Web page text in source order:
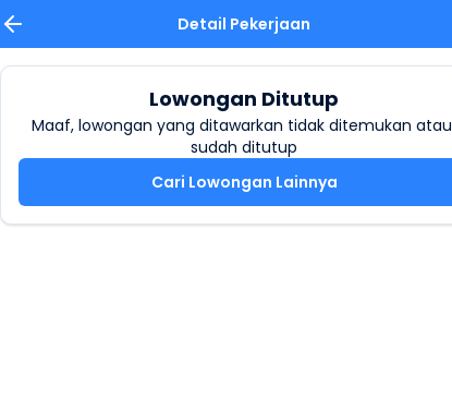
Detail Pekerjaan
Lowongan Ditutup
Maaf, lowongan yang ditawarkan tidak ditemukan atau
sudah ditutup
Cari Lowongan Lainnya